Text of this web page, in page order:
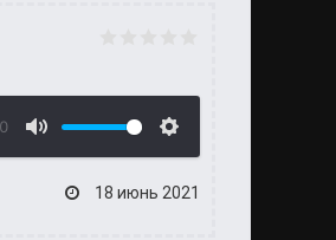
18 июнь 2021